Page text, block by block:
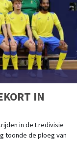
IN
in de Eredivisie
toonde de ploeg van